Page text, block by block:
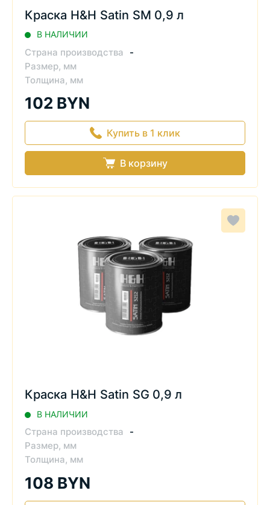
Краска H&H Satin SM 0,9 л
В НАЛИЧИИ
Страна производства
-
Размер, мм
Толщина, мм
102 BYN
Купить в 1 клик
В корзину
Краска H&H Satin SG 0,9 л
В НАЛИЧИИ
Страна производства
-
Размер, мм
Толщина, мм
108 BYN